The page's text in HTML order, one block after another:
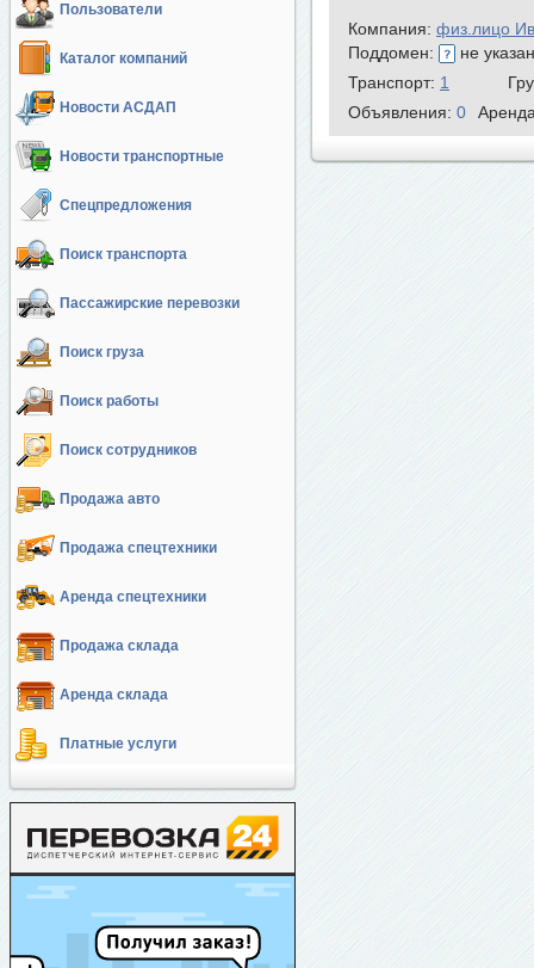
Пользователи
Каталог компаний
Новости АСДАП
Новости транспортные
Спецпредложения
Поиск транспорта
Пассажирские перевозки
Поиск груза
Поиск работы
Поиск сотрудников
Продажа авто
Продажа спецтехники
Аренда спецтехники
Продажа склада
Аренда склада
Платные услуги
Компания: физ.лицо
Поддомен:
не
Транспорт: 1
Объявления: 0